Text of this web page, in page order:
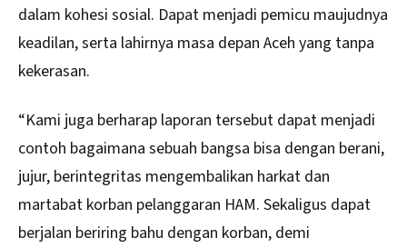
dalam kohesi sosial. Dapat menjadi pemicu maujudnya
keadilan, serta lahirnya masa depan Aceh yang tanpa
kekerasan.
“Kami juga berharap laporan tersebut dapat menjadi
contoh bagaimana sebuah bangsa bisa dengan berani,
jujur, berintegritas mengembalikan harkat dan
martabat korban pelanggaran HAM. Sekaligus dapat
berjalan beriring bahu dengan korban, demi